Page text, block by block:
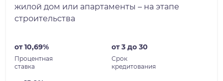
жилой дом или апартаменты – на этапе
строительства
от 10,69%
Процентная
ставка
от 3 до 30
Срок
кредитования